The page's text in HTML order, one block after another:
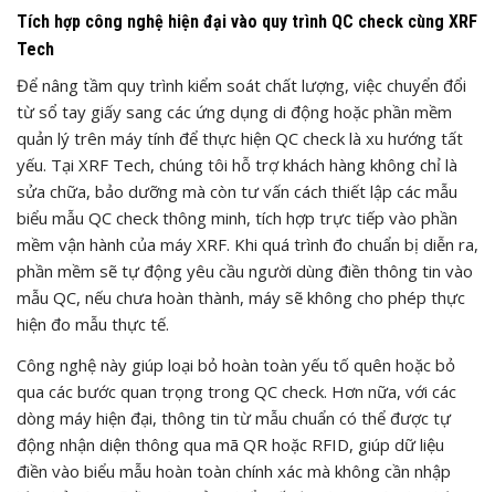
Tích hợp công nghệ hiện đại vào quy trình QC check cùng XRF
Tech
Để nâng tầm quy trình kiểm soát chất lượng, việc chuyển đổi
từ sổ tay giấy sang các ứng dụng di động hoặc phần mềm
quản lý trên máy tính để thực hiện QC check là xu hướng tất
yếu. Tại XRF Tech, chúng tôi hỗ trợ khách hàng không chỉ là
sửa chữa, bảo dưỡng mà còn tư vấn cách thiết lập các mẫu
biểu mẫu QC check thông minh, tích hợp trực tiếp vào phần
mềm vận hành của máy XRF. Khi quá trình đo chuẩn bị diễn ra,
phần mềm sẽ tự động yêu cầu người dùng điền thông tin vào
mẫu QC, nếu chưa hoàn thành, máy sẽ không cho phép thực
hiện đo mẫu thực tế.
Công nghệ này giúp loại bỏ hoàn toàn yếu tố quên hoặc bỏ
qua các bước quan trọng trong QC check. Hơn nữa, với các
dòng máy hiện đại, thông tin từ mẫu chuẩn có thể được tự
động nhận diện thông qua mã QR hoặc RFID, giúp dữ liệu
điền vào biểu mẫu hoàn toàn chính xác mà không cần nhập